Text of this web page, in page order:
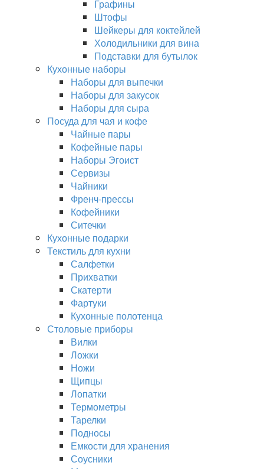
Графины
Штофы
Шейкеры для коктейлей
Холодильники для вина
Подставки для бутылок
Кухонные наборы
Наборы для выпечки
Наборы для закусок
Наборы для сыра
Посуда для чая и кофе
Чайные пары
Кофейные пары
Наборы Эгоист
Сервизы
Чайники
Френч-прессы
Кофейники
Ситечки
Кухонные подарки
Текстиль для кухни
Салфетки
Прихватки
Скатерти
Фартуки
Кухонные полотенца
Столовые приборы
Вилки
Ложки
Ножи
Щипцы
Лопатки
Термометры
Тарелки
Подносы
Емкости для хранения
Соусники